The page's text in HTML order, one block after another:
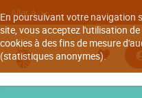
En poursuivant votre navigation
site, vous acceptez l'utilisation de
cookies à des fins de mesure
(statistiques anonymes).
Aller à